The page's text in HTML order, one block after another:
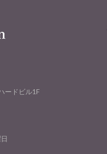
ードビル1F